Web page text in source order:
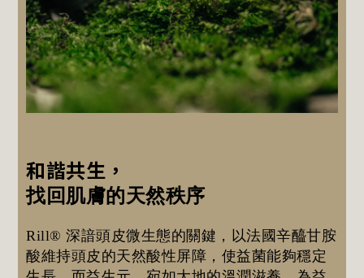
和諧共生，
找回肌膚的天然秩序
Rill® 深諳頭皮微生態的關鍵，以法國辛醯甘胺
酸維持頭皮的天然酸性屏障，使益菌能夠穩定